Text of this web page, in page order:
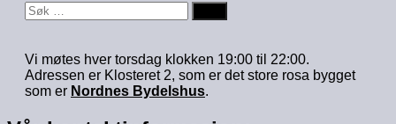
Søk
etter:
Vi møtes hver torsdag klokken 19:00 til 22:00.
Adressen er Klosteret 2, som er det store rosa bygget
som er Nordnes Bydelshus.